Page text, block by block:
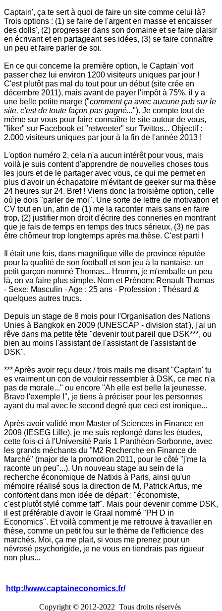
Captain', ça te sert à quoi de faire un site comme celui là?
Trois options : (1) se faire de l'argent en masse et encaisser
des dolls', (2) progresser dans son domaine et se faire plaisir
en écrivant et en partageant ses idées, (3) se faire connaître
un peu et faire parler de soi.
En ce qui concerne la première option, le Captain' voit
passer chez lui environ 1200 visiteurs uniques par jour !
C'est plutôt pas mal du tout pour un début (site crée en
décembre 2011), mais avant de payer l'impôt à 75%, il y a
une belle petite marge ("comment ça avec aucune pub sur le
site, c'est de toute façon pas gagné..."). Je compte tout de
même sur vous pour faire connaître le site autour de vous,
"liker" sur Facebook et "retweeter" sur Twittos... Objectif :
2.000 visiteurs uniques par jour à la fin de l'année 2013 !
L'option numéro 2, cela n'a aucun intérêt pour vous, mais
voilà je suis content d'apprendre de nouvelles choses tous
les jours et de le partager avec vous, ce qui me permet en
plus d'avoir un échapatoire m'évitant de geeker sur ma thèse
24 heures sur 24. Bref ! Viens donc la troisième option, celle
où je dois "parler de moi". Une sorte de lettre de motivation et
CV tout en un, afin de (1) me la raconter mais sans en faire
trop, (2) justifier mon droit d'écrire des conneries en montrant
que je fais de temps en temps des trucs sérieux, (3) ne pas
être chômeur trop longtemps après ma thèse. C'est parti !
Il était une fois, dans magnifique ville de province réputée
pour la qualité de son football et son jeu à la nantaise, un
petit garçon nommé Thomas... Hmmm, je m'emballe un peu
là, on va faire plus simple. Nom et Prénom: Renault Thomas
- Sexe: Masculin - Age : 25 ans - Profession : Thésard &
quelques autres trucs.
Depuis un stage de 8 mois pour l'Organisation des Nations
Unies à Bangkok en 2009 (UNESCAP - division stat'), j'ai un
rêve dans ma petite tête "devenir tout pareil que DSK***, ou
bien au moins l'assistant de l'assistant de l'assistant de
DSK".
*** Après avoir reçu deux / trois mails me disant "Captain' tu
es vraiment un con de vouloir ressembler à DSK, ce mec n'a
pas de morale..." ou encore "Ah elle est belle la jeunesse.
Bravo l'exemple !", je tiens à préciser pour les personnes
ayant du mal avec le second degré que ceci est ironique...
Après avoir validé mon Master of Sciences in Finance en
2009 (IESEG Lille), je me suis replongé dans les études,
cette fois-ci à l'Université Paris 1 Panthéon-Sorbonne, avec
les grands méchants du "M2 Recherche en Finance de
Marché" (major de la promotion 2011, pour le côté "j'me la
raconte un peu"...). Un nouveau stage au sein de la
recherche économique de Natixis à Paris, ainsi qu'un
mémoire réalisé sous la direction de M. Patrick Artus, me
confortent dans mon idée de départ : "économiste,
c'est plutôt stylé comme taff". Mais pour devenir comme DSK,
il est préférable d'avoir le Graal nommé "PH D in
Economics". Et voilà comment je me retrouve à travailler en
thèse, comme un petit fou sur le thème de l'efficience des
marchés. Moi, ça me plait, si vous me prenez pour un
névrosé psychorigide, je ne vous en tiendrais pas rigueur
non plus...
http://www.captaineconomics.fr/
Copyright © 2012-2022 Tous droits réservés